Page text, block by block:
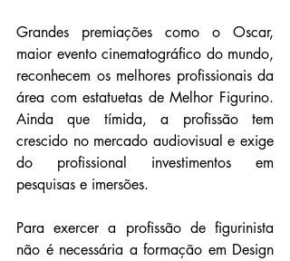
Grandes premiações como o Oscar,
maior evento cinematográfico do mundo,
reconhecem os melhores profissionais da
área com estatuetas de Melhor Figurino.
Ainda que tímida, a profissão tem
crescido no mercado audiovisual e exige
do profissional investimentos em
pesquisas e imersões.
Para exercer a profissão de figurinista
não é necessária a formação em Design